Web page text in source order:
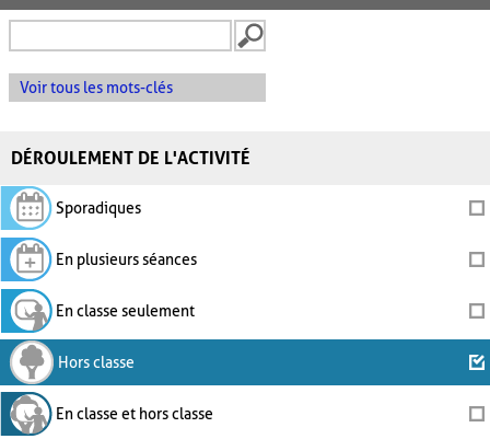
Voir tous les mots-clés
DÉROULEMENT DE L'ACTIVITÉ
Sporadiques
En plusieurs séances
En classe seulement
Hors classe
En classe et hors classe